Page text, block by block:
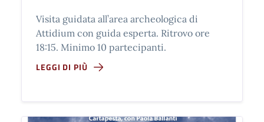
Visita guidata all’area archeologica di
Attidium con guida esperta. Ritrovo ore
18:15. Minimo 10 partecipanti.
LEGGI DI PIÙ